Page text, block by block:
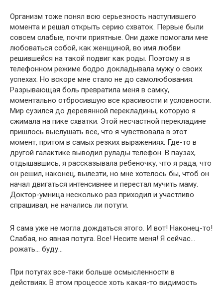
Организм тоже понял всю серьезность наступившего
момента и решал открыть серию схваток. Первые были
совсем слабые, почти приятные. Они даже помогали мне
любоваться собой, как женщиной, во имя любви
решившейся на такой подвиг как роды. Поэтому я в
телефонном режиме бодро докладывала мужу о своих
успехах. Но вскоре мне стало не до самолюбования.
Разрывающая боль превратила меня в самку,
моментально отбросившую все красивости и условности.
Мир сузился до деревянной перекладины, которую я
сжимала на пике схватки. Этой несчастной перекладине
пришлось выслушать все, что я чувствовала в этот
момент, притом в самых резких выражениях. Где-то в
другой галактике выводил рулады телефон. В паузах,
отдышавшись, я рассказывала ребеночку, что я рада, что
он решил, наконец, вылезти, но мне хотелось бы, чтоб он
начал двигаться интенсивнее и перестал мучить маму.
Доктор-умница несколько раз приходил и участливо
спрашивал, не начались ли потуги.
Я сама уже не могла дождаться этого. И вот! Наконец-то!
Слабая, но явная потуга. Все! Несите меня! Я сейчас…
рожать… буду…
При потугах все-таки больше осмысленности в
действиях. В этом процессе хоть какая-то видимость